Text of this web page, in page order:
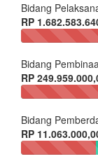
Bidang
RP
Bidang
RP
Bidang
RP